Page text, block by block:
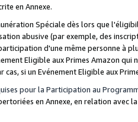
en Annexe.
Spéciale dès lors que
abusive (par exemple, des
d'une même personne à
Eligible aux Primes Amazon qui
cas, si un Evénement Eligible aux
pour la Participation au
en Annexe, en relation avec